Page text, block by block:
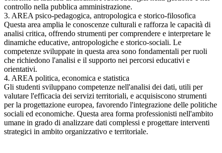
controllo nella pubblica amministrazione.
3. AREA psico-pedagogica, antropologica e storico-filosofica
Questa area amplia le conoscenze culturali e rafforza le capacità di
analisi critica, offrendo strumenti per comprendere e interpretare le
dinamiche educative, antropologiche e storico-sociali. Le
competenze sviluppate in questa area sono fondamentali per ruoli
che richiedono l'analisi e il supporto nei percorsi educativi e
orientativi.
4. AREA politica, economica e statistica
Gli studenti sviluppano competenze nell'analisi dei dati, utili per
valutare l'efficacia dei servizi territoriali, e acquisiscono strumenti
per la progettazione europea, favorendo l'integrazione delle politiche
sociali ed economiche. Questa area forma professionisti nell'ambito
umane in grado di analizzare dati complessi e progettare interventi
strategici in ambito organizzativo e territoriale.